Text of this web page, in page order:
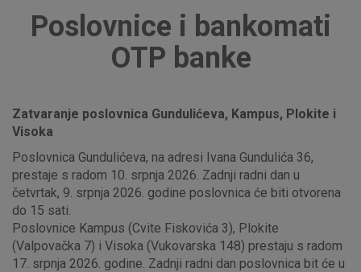
Globalna tržišta
Poslovnice i bankomati
OTP banke
Zatvaranje poslovnica Gundulićeva, Kampus, Plokite i
Visoka
Poslovnica Gundulićeva, na adresi Ivana Gundulića 36,
prestaje s radom 10. srpnja 2026. Zadnji radni dan u
četvrtak, 9. srpnja 2026. godine poslovnica će biti otvorena
do 15 sati.
Poslovnice Kampus (Cvite Fiskovića 3), Plokite
(Valpovačka 7) i Visoka (Vukovarska 148) prestaju s radom
17. srpnja 2026. godine. Zadnji radni dan poslovnica bit će u